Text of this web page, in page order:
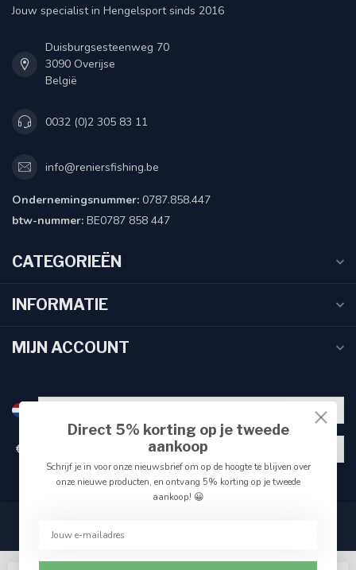
Jouw specialist in Hengelsport sinds 2016
Duisburgsesteenweg 70
3090 Overijse
België
0032 (0)2 305 83 11
info@reniersfishing.be
Ondernemingsnummer: 0787.858.447
btw-nummer: BE0787 858 447
CATEGORIEËN
INFORMATIE
MIJN ACCOUNT
€
Direct 5% korting op je tweede
aankoop
Schrijf je in voor onze nieuwsbrief om op de hoogte te blijven over
onze nieuwe producten, en ontvang 5% korting op je tweede
aankoop! 😀